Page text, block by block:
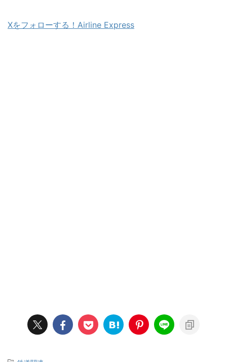
Xをフォローする！Airline Express